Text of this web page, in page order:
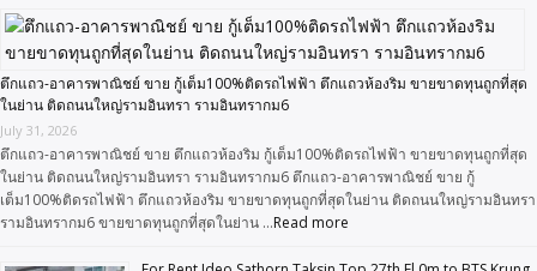
ตึกแถว-อาคารพาณิชย์ ขาย กู้เต็ม100%ติดรถไฟฟ้า ตึกแถวห้องริม ขายขาดทุนถูกที่สุด
ในย่าน ติดถนนใหญ่รามอินทรา รามอินทรากม6
July 31, 2026
ตึกแถว-อาคารพาณิชย์ ขาย ตึกแถวห้องริม กู้เต็ม100%ติดรถไฟฟ้า ขายขาดทุนถูกที่สุด
ในย่าน ติดถนนใหญ่รามอินทรา รามอินทรากม6 ตึกแถว-อาคารพาณิชย์ ขาย กู้
เต็ม100%ติดรถไฟฟ้า ตึกแถวห้องริม ขายขาดทุนถูกที่สุดในย่าน ติดถนนใหญ่รามอินทรา
รามอินทรากม6 ขายขาดทุนถูกที่สุดในย่าน …Read more